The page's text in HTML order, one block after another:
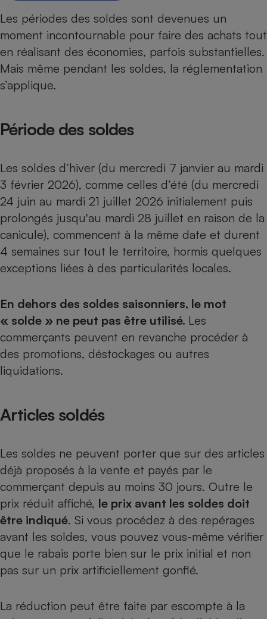
Les périodes des soldes sont devenues un
moment incontournable pour faire des achats tout
en réalisant des économies, parfois substantielles.
Mais même pendant les soldes, la réglementation
s’applique.
Période des soldes
Les soldes d’hiver (du mercredi 7 janvier au mardi
3 février 2026), comme celles d’été (du mercredi
24 juin au mardi 21 juillet 2026 initialement puis
prolongés jusqu'au mardi 28 juillet en raison de la
canicule), commencent à la même date et durent
4 semaines sur tout le territoire, hormis quelques
exceptions liées à des particularités locales.
En dehors des soldes saisonniers, le mot
« solde » ne peut pas être utilisé. Les
commerçants peuvent en revanche procéder à
des promotions, déstockages ou autres
liquidations.
Articles soldés
Les soldes ne peuvent porter que sur des articles
déjà proposés à la vente et payés par le
commerçant depuis au moins 30 jours. Outre le
prix réduit affiché, le prix avant les soldes doit
être indiqué. Si vous procédez à des repérages
avant les soldes, vous pouvez vous-même vérifier
que le rabais porte bien sur le prix initial et non
pas sur un prix artificiellement gonflé.
La réduction peut être faite par escompte à la
alimentaire
Assurance emprunteur
Petit électroménager -
Lave-linge
induction
Cafetière à expressos
Téléphone mobile -
Radiateur électrique
Climatiseur -
Mutuelle
Antimoustique